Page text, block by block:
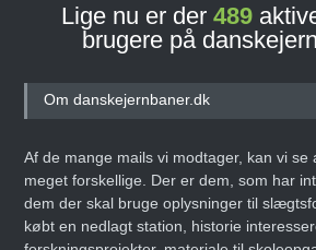
Lige nu er der 489
brugere på
Om danskejernbaner.dk
Af de mange mails vi modtager, kan vi se
meget forskellige. Der er dem, som har
dem der skal bruge oplysninger til
købt en nedlagt station, historie